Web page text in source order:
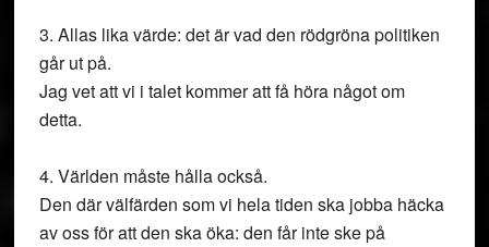
3. Allas lika värde: det är vad den rödgröna politiken
går ut på.
Jag vet att vi i talet kommer att få höra något om
detta.
4. Världen måste hålla också.
Den där välfärden som vi hela tiden ska jobba häcka
av oss för att den ska öka: den får inte ske på